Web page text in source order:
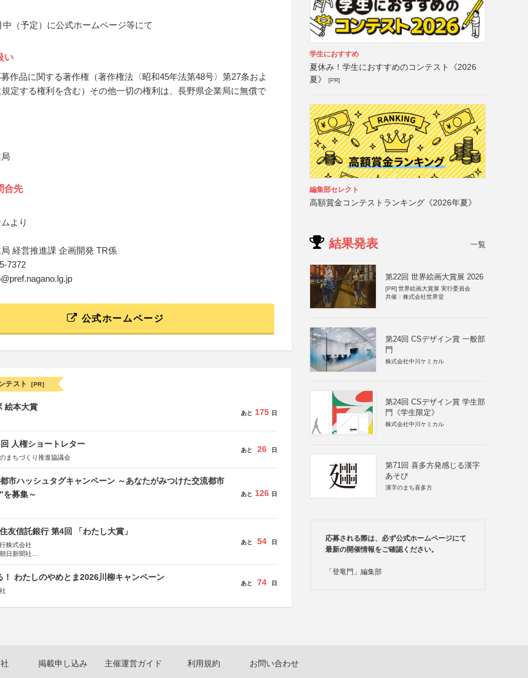
中（予定）に公式ホームページ等にて
い
作品に関する著作権（著作権法〈昭和45年法第48号〉第27条およ
定する権利を含む）その他一切の権利は、長野県企業局に無償で
合先
より
経営推進課 企画開発 TR係
7372
公式ホームページ
テスト [PR]
絵本大賞
あと 175 日
人権ショートレター
まちづくり推進協議会
あと 26 日
市ハッシュタグキャンペーン ～あなたがみつけた交流都市
を募集～
あと 126 日
友信託銀行 第4回 「わたし大賞」
株式会社
日新聞社
あと 54 日
！ わたしのやめとま2026川柳キャンペーン
あと 74 日
学生におすすめ
夏休み！学生におすすめのコンテスト《2026
夏》
[PR]
編集部セレクト
高額賞金コンテストランキング《2026年夏》
結果発表 一覧
第22回 世界絵画大賞展 2026
[PR] 世界絵画大賞展 実行委員会
共催：株式会社世界堂
第24回 CSデザイン賞 一般部
門
株式会社中川ケミカル
第24回 CSデザイン賞 学生部
門《学生限定》
株式会社中川ケミカル
第71回 喜多方発感じる漢字
あそび
漢字のまち喜多方
応募される際は、必ず公式ホームページにて
最新の開催情報をご確認ください。
「登竜門」編集部
掲載申し込み 主催運営ガイド 利用規約 お問い合わせ